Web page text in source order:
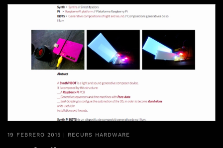
19 FEBRERO 2015 RECURS HARDWARE